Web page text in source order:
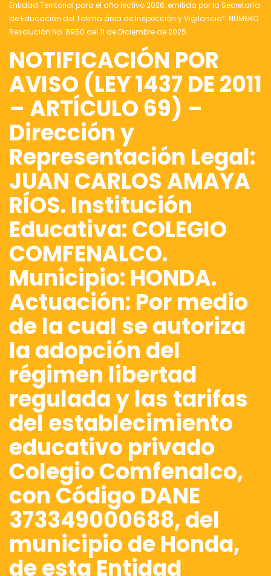
Entidad Territorial para el año lectivo 2026, emitida por la Secretaría
de Educación del Tolima área de Inspección y Vigilancia”. NÚMERO:
Resolución No. 8950 del 11 de Diciembre de 2025.
NOTIFICACIÓN POR
AVISO (LEY 1437 DE 2011
– ARTÍCULO 69) –
Dirección y
Representación Legal:
JUAN CARLOS AMAYA
RÍOS. Institución
Educativa: COLEGIO
COMFENALCO.
Municipio: HONDA.
Actuación: Por medio
de la cual se autoriza
la adopción del
régimen libertad
regulada y las tarifas
del establecimiento
educativo privado
Colegio Comfenalco,
con Código DANE
373349000688, del
municipio de Honda,
de esta Entidad